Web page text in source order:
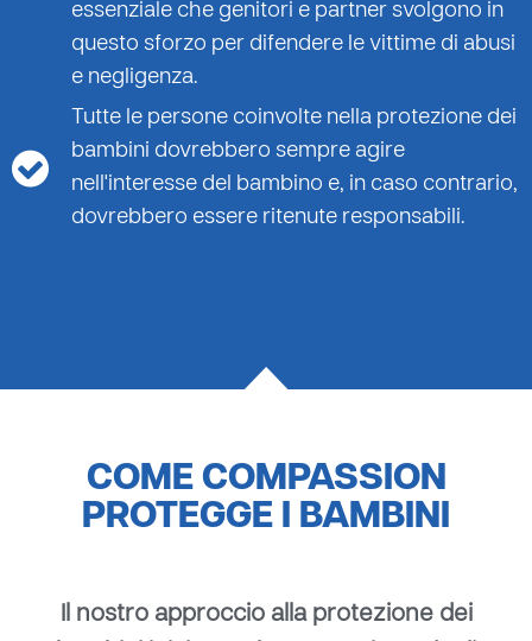
essenziale che genitori e partner svolgono in
questo sforzo per difendere le vittime di abusi
e negligenza.
Tutte le persone coinvolte nella protezione dei
bambini dovrebbero sempre agire
nell'interesse del bambino e, in caso contrario,
dovrebbero essere ritenute responsabili.
COME COMPASSION
PROTEGGE I BAMBINI
Il nostro approccio alla protezione dei